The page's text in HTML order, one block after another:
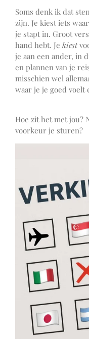
Soms denk ik dat
zijn. Je kiest iets
je stapt in. Groot
hand hebt. Je kiest
je aan een ander, in
en plannen van je
misschien wel
waar je je goed voelt
Hoe zit het met jou?
voorkeur je sturen?